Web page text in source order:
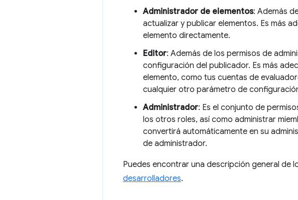
Administrador de elementos: Además
actualizar y publicar elementos. Es más
elemento directamente.
Editor: Además de los permisos de
configuración del publicador. Es más
elemento, como tus cuentas de
cualquier otro parámetro de
Administrador: Es el conjunto de
los otros roles, así como administrar
convertirá automáticamente en su
de administrador.
Puedes encontrar una descripción general de
desarrolladores.